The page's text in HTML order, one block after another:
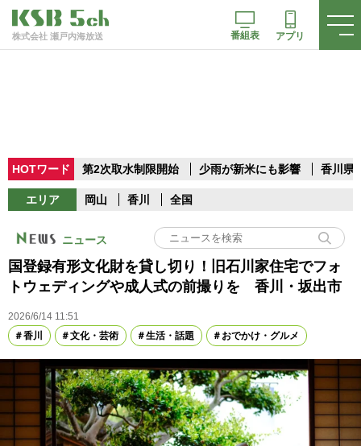
株式会社 瀬戸内海放送 番組表 アプリ
HOTワード 第2次取水制限開始 少雨が新米にも影響 香川県
エリア 岡山 香川 全国
ニュース
国登録有形文化財を貸し切り！旧石川家住宅でフォ
トウェディングや成人式の前撮りを 香川・坂出市
2026/6/14 11:51
香川
文化・芸術 生活・話題 おでかけ・グルメ